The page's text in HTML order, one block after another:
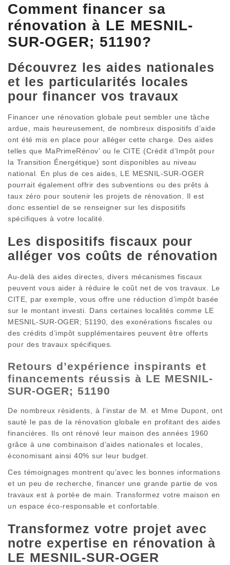
Comment financer sa
rénovation à LE MESNIL-
SUR-OGER; 51190?
Découvrez les aides nationales
et les particularités locales
pour financer vos travaux
Financer une rénovation globale peut sembler une tâche
ardue, mais heureusement, de nombreux dispositifs d’aide
ont été mis en place pour alléger cette charge. Des aides
telles que MaPrimeRénov’ ou le CITE (Crédit d’Impôt pour
la Transition Énergétique) sont disponibles au niveau
national. En plus de ces aides, LE MESNIL-SUR-OGER
pourrait également offrir des subventions ou des prêts à
taux zéro pour soutenir les projets de rénovation. Il est
donc essentiel de se renseigner sur les dispositifs
spécifiques à votre localité.
Les dispositifs fiscaux pour
alléger vos coûts de rénovation
Au-delà des aides directes, divers mécanismes fiscaux
peuvent vous aider à réduire le coût net de vos travaux. Le
CITE, par exemple, vous offre une réduction d’impôt basée
sur le montant investi. Dans certaines localités comme LE
MESNIL-SUR-OGER; 51190, des exonérations fiscales ou
des crédits d’impôt supplémentaires peuvent être offerts
pour des travaux spécifiques.
Retours d’expérience inspirants et
financements réussis à LE MESNIL-
SUR-OGER; 51190
De nombreux résidents, à l’instar de M. et Mme Dupont, ont
sauté le pas de la rénovation globale en profitant des aides
financières. Ils ont rénové leur maison des années 1960
grâce à une combinaison d’aides nationales et locales,
économisant ainsi 40% sur leur budget.
Ces témoignages montrent qu’avec les bonnes informations
et un peu de recherche, financer une grande partie de vos
travaux est à portée de main. Transformez votre maison en
un espace éco-responsable et confortable.
Transformez votre projet avec
notre expertise en rénovation à
LE MESNIL-SUR-OGER